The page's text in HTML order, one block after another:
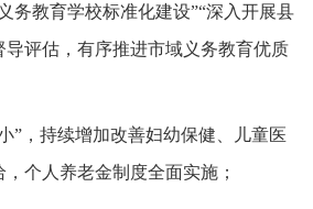
务教育学校标准化建设”“深入开展县
评估，有序推进市域义务教育优质
”，持续增加改善妇幼保健、儿童医
个人养老金制度全面实施；